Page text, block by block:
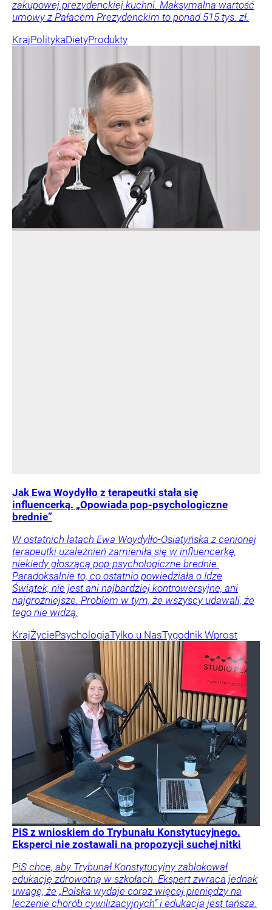
zakupowej prezydenckiej kuchni. Maksymalna wartość
umowy z Pałacem Prezydenckim to ponad 515 tys. zł.
KrajPolitykaDietyProdukty
Jak Ewa Woydyłło z terapeutki stała się
influencerką. „Opowiada pop-psychologiczne
brednie”
W ostatnich latach Ewa Woydyłło-Osiatyńska z cenionej
terapeutki uzależnień zamieniła się w influencerkę,
niekiedy głoszącą pop-psychologiczne brednie.
Paradoksalnie to, co ostatnio powiedziała o Idze
Świątek, nie jest ani najbardziej kontrowersyjne, ani
najgroźniejsze. Problem w tym, że wszyscy udawali, że
tego nie widzą.
KrajŻyciePsychologiaTylko u NasTygodnik Wprost
PiS z wnioskiem do Trybunału Konstytucyjnego.
Eksperci nie zostawali na propozycji suchej nitki
PiS chce, aby Trybunał Konstytucyjny zablokował
edukację zdrowotną w szkołach. Ekspert zwraca jednak
uwagę, że „Polska wydaje coraz więcej pieniędzy na
leczenie chorób cywilizacyjnych” i edukacja jest tańsza.